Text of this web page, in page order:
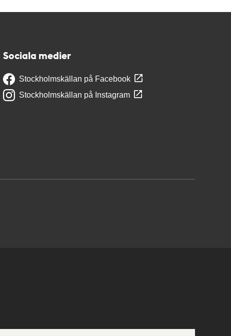
Sociala medier
Stockholmskällan på Facebook
Stockholmskällan på Instagram